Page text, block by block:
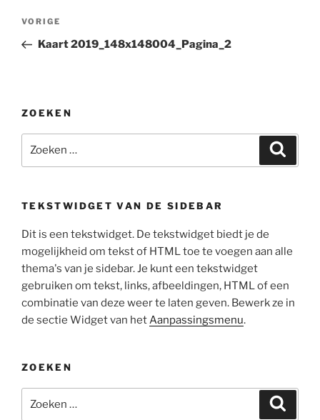
Bericht
Vorig
bericht
VORIGE
Kaart 2019_148x148004_Pagina_2
ZOEKEN
naar:
TEKSTWIDGET VAN DE SIDEBAR
Dit is een tekstwidget. De tekstwidget biedt je de
mogelijkheid om tekst of HTML toe te voegen aan alle
thema's van je sidebar. Je kunt een tekstwidget
gebruiken om tekst, links, afbeeldingen, HTML of een
combinatie van deze weer te laten geven. Bewerk ze in
de sectie Widget van hetAanpassingsmenu.
ZOEKEN
naar: